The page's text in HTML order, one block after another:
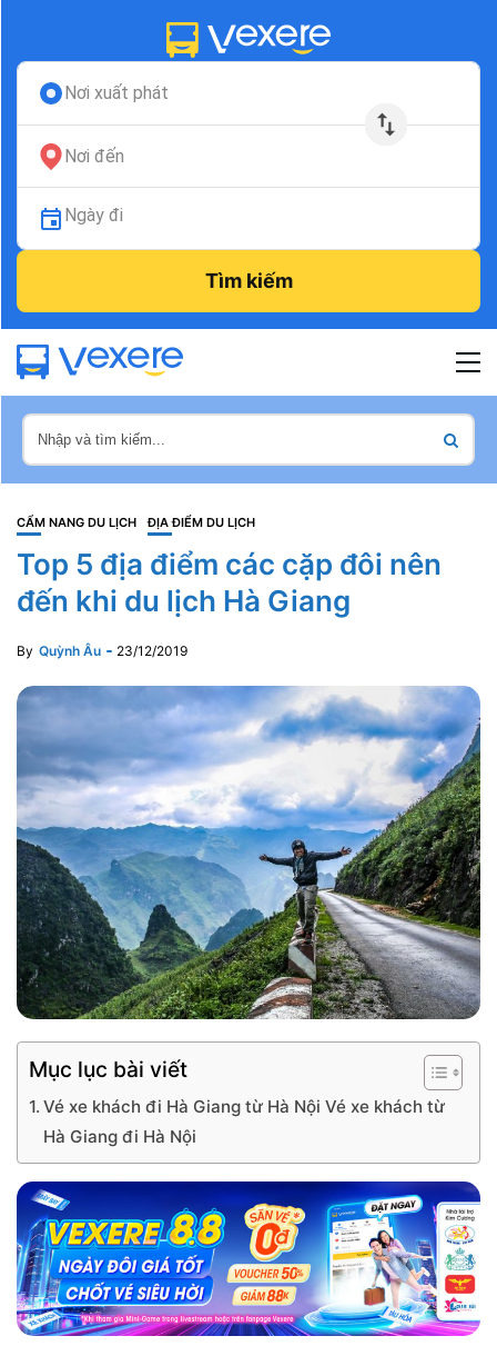
Nơi xuất phát
Nơi đến
Ngày đi
Tìm kiếm
CẨM NANG DU LỊCH ĐỊA ĐIỂM DU LỊCH
Top 5 địa điểm các cặp đôi nên
đến khi du lịch Hà Giang
By Quỳnh Âu 23/12/2019
Mục lục bài viết
Vé xe khách đi Hà Giang từ Hà Nội Vé xe khách từ
Hà Giang đi Hà Nội